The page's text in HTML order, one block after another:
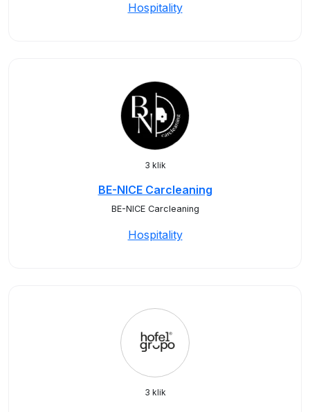
Hospitality
3 klik
BE-NICE Carcleaning
BE-NICE Carcleaning
Hospitality
3 klik